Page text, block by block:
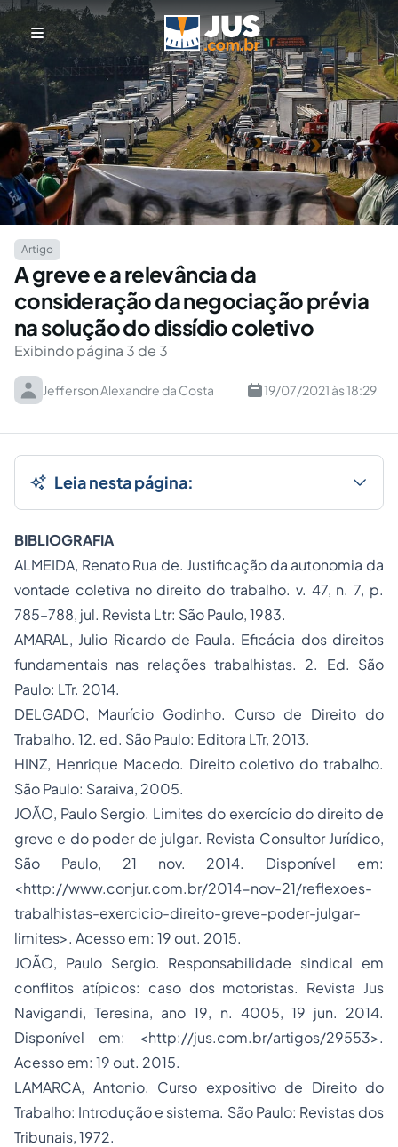
Artigo
A greve e a relevância da
consideração da negociação prévia
na solução do dissídio coletivo
Exibindo página 3 de 3
Jefferson Alexandre da Costa 19/07/2021 às 18:29
Leia nesta página:
BIBLIOGRAFIA
ALMEIDA, Renato Rua de.Justificação da autonomia da
vontade coletiva no direito do trabalho. v. 47, n. 7, p.
785–788, jul. Revista Ltr: São Paulo, 1983.
AMARAL, Julio Ricardo de Paula. Eficácia dos direitos
fundamentais nas relações trabalhistas. 2. Ed. São
Paulo: LTr. 2014.
DELGADO, Maurício Godinho. Curso de Direito do
Trabalho. 12. ed. São Paulo: Editora LTr, 2013.
HINZ, Henrique Macedo. Direito coletivo do trabalho.
São Paulo: Saraiva, 2005.
JOÃO, Paulo Sergio. Limites do exercício do direito de
greve e do poder de julgar. Revista Consultor Jurídico,
São Paulo, 21 nov. 2014. Disponível em:
<http://www.conjur.com.br/2014-nov-21/reflexoes-
trabalhistas-exercicio-direito-greve-poder-julgar-
limites>. Acesso em: 19 out. 2015.
JOÃO, Paulo Sergio. Responsabilidade sindical em
conflitos atípicos: caso dos motoristas. Revista Jus
Navigandi, Teresina, ano 19, n. 4005, 19 jun. 2014.
Disponível em: <http://jus.com.br/artigos/29553>.
Acesso em: 19 out. 2015.
LAMARCA, Antonio. Curso expositivo de Direito do
Trabalho: Introdução e sistema. São Paulo: Revistas dos
Tribunais, 1972.